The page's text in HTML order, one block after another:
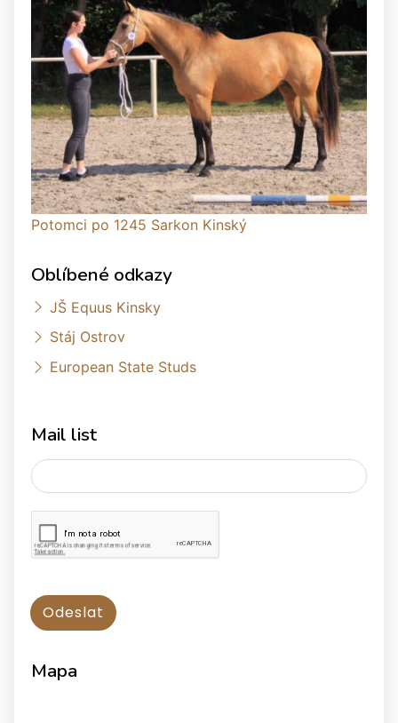
Potomci po 1245 Sarkon Kinský
Oblíbené odkazy
JŠ Equus Kinsky
Stáj Ostrov
European State Studs
Mail list
Mapa